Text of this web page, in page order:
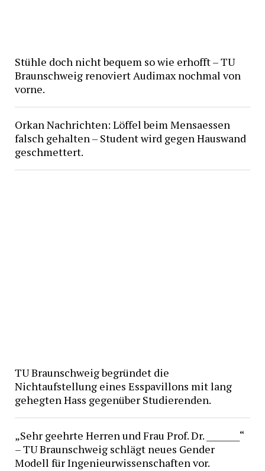
Stühle doch nicht bequem so wie erhofft – TU
Braunschweig renoviert Audimax nochmal von
vorne.
Orkan Nachrichten: Löffel beim Mensaessen
falsch gehalten – Student wird gegen Hauswand
geschmettert.
TU Braunschweig begründet die
Nichtaufstellung eines Esspavillons mit lang
gehegten Hass gegenüber Studierenden.
„Sehr geehrte Herren und Frau Prof. Dr. ________“
– TU Braunschweig schlägt neues Gender
Modell für Ingenieurwissenschaften vor.